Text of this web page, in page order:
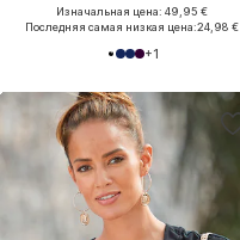
Изначальная цена: 49,95 €
Последняя самая низкая цена:24,98 €
+1